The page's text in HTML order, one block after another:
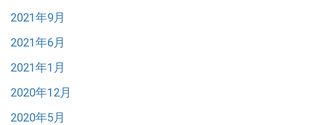
2021年9月
2021年6月
2021年1月
2020年12月
2020年5月